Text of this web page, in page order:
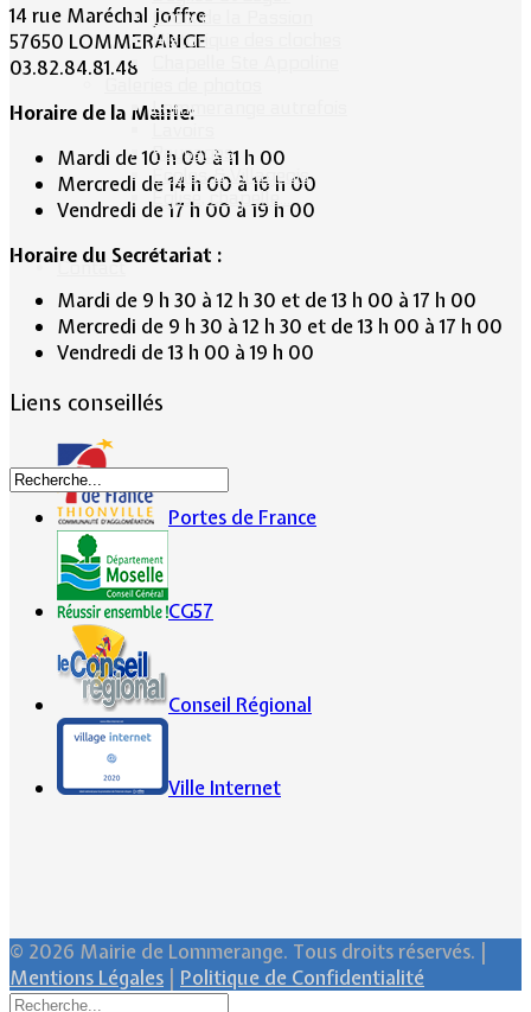
Croix de la Passion
Historique des cloches
Lommerange autrefois
Paysages
Écoles & Villageois
Église, chapelle...
Contact
14 rue Maréchal Joffre
57650 LOMMERANGE
03.82.84.81.48
Horaire de la Mairie:
Mardi de 10 h 00 à 11 h 00
Mercredi de 14 h 00 à 16 h 00
Vendredi de 17 h 00 à 19 h 00
Horaire du Secrétariat :
Mardi de 9 h 30 à 12 h 30 et de 13 h 00 à 17 h 00
Mercredi de 9 h 30 à 12 h 30 et de 13 h 00 à 17 h 00
Vendredi de 13 h 00 à 19 h 00
Liens conseillés
Portes de France
CG57
Conseil Régional
Ville Internet
© 2026 Mairie de Lommerange. Tous droits réservés. |
Mentions Légales
Politique de Confidentialité